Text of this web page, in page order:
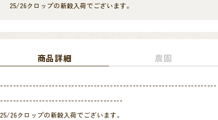
25/26クロップの新穀入荷でございます。
商品詳細 農園
-------------------------------------------------------------------
--------------------------------------
25/26クロップの新穀入荷でございます。